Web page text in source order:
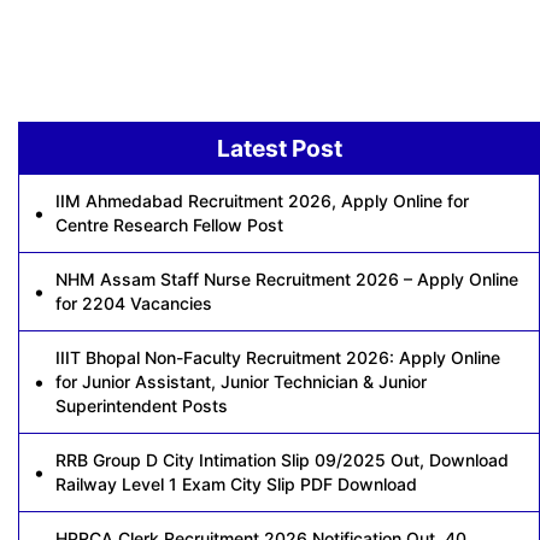
Latest Post
IIM Ahmedabad Recruitment 2026, Apply Online for
Centre Research Fellow Post
NHM Assam Staff Nurse Recruitment 2026 – Apply Online
for 2204 Vacancies
IIIT Bhopal Non-Faculty Recruitment 2026: Apply Online
for Junior Assistant, Junior Technician & Junior
Superintendent Posts
RRB Group D City Intimation Slip 09/2025 Out, Download
Railway Level 1 Exam City Slip PDF Download